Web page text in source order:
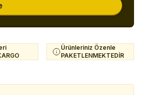
Ürünleriniz Özenle
PAKETLENMEKTEDİR